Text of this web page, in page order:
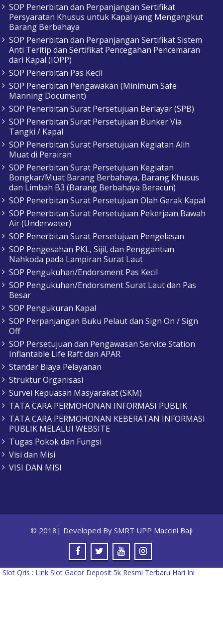
SOP Penerbitan dan Perpanjangan Sertifikat
Persyaratan Khusus untuk Kapal yang Mengangkut
Barang Berbahaya
SOP Penerbitan dan Perpanjangan Sertifikat Sistem
Anti Teritip dan Sertifikat Pencegahan Pencemaran
dari Kapal (IOPP)
SOP Penerbitan Pas Kecil
SOP Penerbitan Pengawakan (Minimum Safe
Manning Document)
SOP Penerbitan Surat Persetujuan Berlayar (SPB)
SOP Penerbitan Surat Persetujuan Bunker Via
Tangki / Kapal
SOP Penerbitan Surat Persetujuan Kegiatan Alih
Muat di Perairan
SOP Penerbitan Surat Persetujuan Kegiatan
Bongkar/Muat Barang Berbahaya, Barang Khusus
dan Limbah B3 (Barang Berbahaya Beracun)
SOP Penerbitan Surat Persetujuan Olah Gerak Kapal
SOP Penerbitan Surat Persetujuan Pekerjaan Bawah
Air (Underwater)
SOP Penerbitan Surat Persetujuan Pengelasan
SOP Pengesahan PKL, Sijil, dan Penggantian
Nahkoda pada Lampiran Surat Laut
SOP Pengukuhan/Endorsment Pas Kecil
SOP Pengukuhan/Endorsment Surat Laut dan Pas
Besar
SOP Pengukuran Kapal
SOP Perpanjangan Buku Pelaut dan Sign On / Sign
Off
SOP Persetujuan dan Pengawasan Service Station
Inflantable Life Raft dan APAR
Standar Biaya Pelayanan
Struktur Organisasi
Survei Kepuasan Masyarakat (SKM)
TATA CARA PERMOHONAN INFORMASI PUBLIK
TATA CARA PERMOHONAN KEBERATAN INFORMASI
PUBLIK MELALUI WEBSITE
Tugas Pokok dan Fungsi
Visi dan Misi
VISI DAN MISI
© 2018| Developed By SMRT UPP Maccini Baji
Slot Qris : Link Slot Gacor Deposit 5k Resmi Terbaru Hari Ini